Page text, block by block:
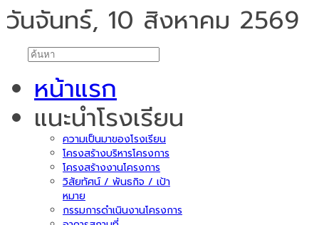
วันจันทร์, 10 สิงหาคม 2569
หน้าแรก
แนะนำโรงเรียน
ความเป็นมาของโรงเรียน
โครงสร้างบริหารโครงการ
โครงสร้างงานโครงการ
วิสัยทัศน์ / พันธกิจ / เป้า
หมาย
กรรมการดำเนินงานโครงการ